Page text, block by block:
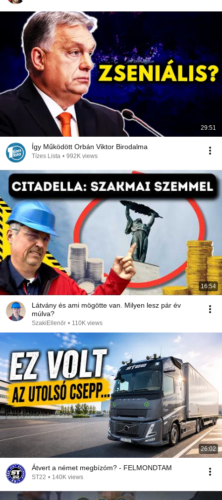
29:51
Így Működött Orbán Viktor Birodalma
Tízes Lista • 992K views
16:54
Látvány és ami mögötte van. Milyen lesz pár év
múlva?
SzakiEllenőr • 110K views
26:02
Átvert a német megbízóm? - FELMONDTAM
ST22 • 140K views